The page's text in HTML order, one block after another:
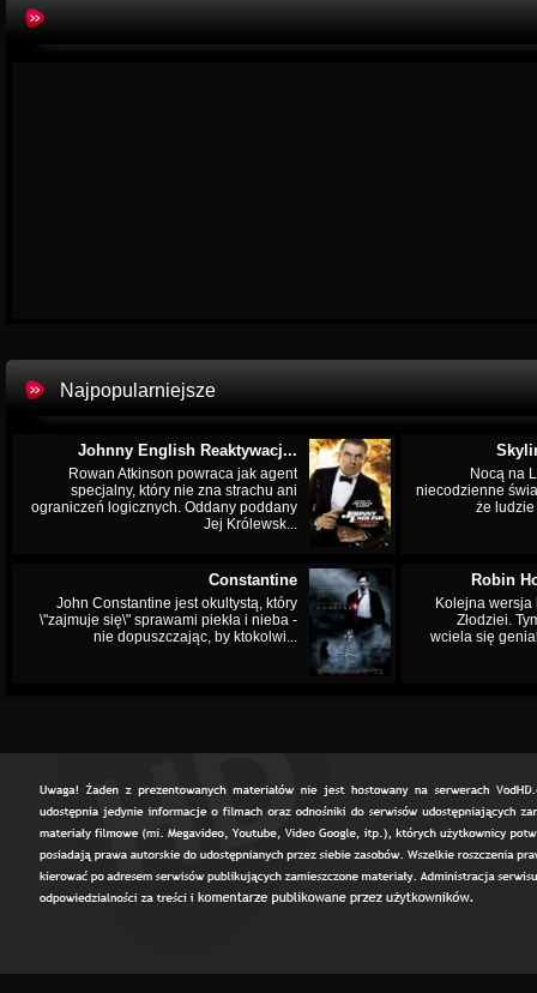
Najpopularniejsze
Johnny English Reaktywacj...
Rowan Atkinson powraca jak agent
specjalny, który nie zna strachu ani
ograniczeń logicznych. Oddany poddany
Jej Królewsk...
Nocą na
niecodzienne
że
Constantine
John Constantine jest okultystą, który
\"zajmuje się\" sprawami piekła i nieba -
nie dopuszczając, by ktokolwi...
Robin
Kolejna wersja
Złodziei.
wciela się